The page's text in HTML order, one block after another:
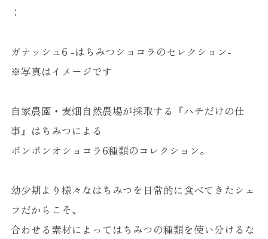
：
ガナッシュ6 -はちみつショコラのセレクション-
※写真はイメージです
自家農園・麦畑自然農場が採取する『ハチだけの仕
事』はちみつによる
ボンボンオショコラ6種類のコレクション。
幼少期より様々なはちみつを日常的に食べてきたシェ
フだからこそ、
合わせる素材によってはちみつの種類を使い分けるな